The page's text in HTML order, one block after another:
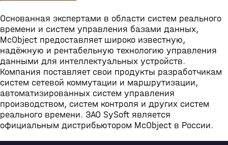
Основанная экспертами в области систем реального
времени и систем управления базами данных,
McObject предоставляет широко известную,
надёжную и рентабельную технологию управления
данными для интеллектуальных устройств.
Компания поставляет свои продукты разработчикам
систем сетевой коммутации и маршрутизации,
автоматизированных систем управления
производством, систем контроля и других систем
реального времени. ЗАО SySoft является
официальным дистрибьютором McObject в России.